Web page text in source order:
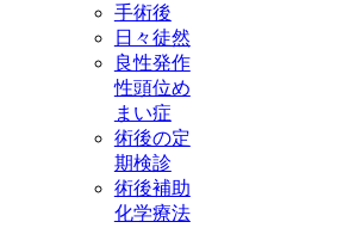
手術後
日々徒然
良性発作
性頭位め
まい症
術後の定
期検診
術後補助
化学療法